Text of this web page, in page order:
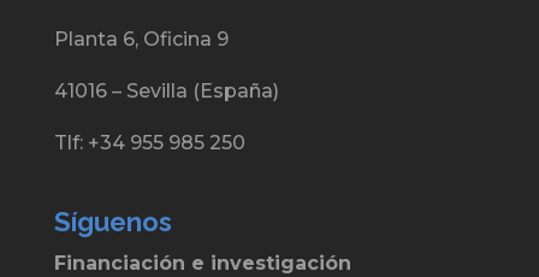
Planta 6, Oficina 9
41016 – Sevilla (España)
Tlf: +34 955 985 250
Síguenos
Financiación e investigación